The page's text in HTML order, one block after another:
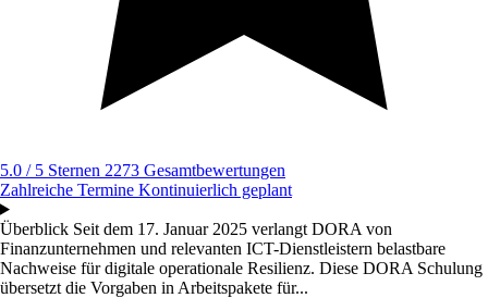
5.0 / 5 Sternen 2273 Gesamtbewertungen
Zahlreiche Termine Kontinuierlich geplant
Überblick Seit dem 17. Januar 2025 verlangt DORA von
Finanzunternehmen und relevanten ICT-Dienstleistern belastbare
Nachweise für digitale operationale Resilienz. Diese DORA Schulung
übersetzt die Vorgaben in Arbeitspakete für...